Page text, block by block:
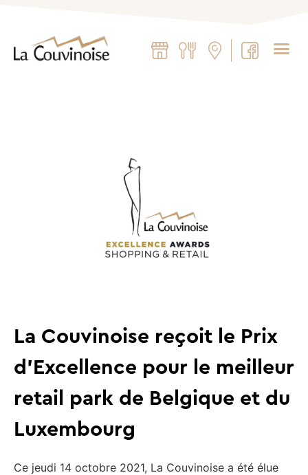
La Couvinoise reçoit le Prix
d’Excellence pour le meilleur
retail park de Belgique et du
Luxembourg
Ce jeudi 14 octobre 2021, La Couvinoise a été élue